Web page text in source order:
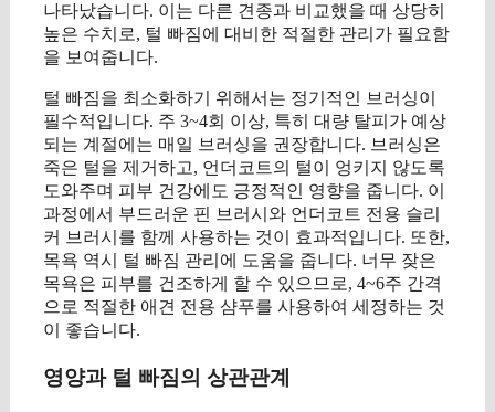
나타났습니다. 이는 다른 견종과 비교했을 때 상당히
높은 수치로, 털 빠짐에 대비한 적절한 관리가 필요함
을 보여줍니다.
털 빠짐을 최소화하기 위해서는 정기적인 브러싱이
필수적입니다. 주 3~4회 이상, 특히 대량 탈피가 예상
되는 계절에는 매일 브러싱을 권장합니다. 브러싱은
죽은 털을 제거하고, 언더코트의 털이 엉키지 않도록
도와주며 피부 건강에도 긍정적인 영향을 줍니다. 이
과정에서 부드러운 핀 브러시와 언더코트 전용 슬리
커 브러시를 함께 사용하는 것이 효과적입니다. 또한,
목욕 역시 털 빠짐 관리에 도움을 줍니다. 너무 잦은
목욕은 피부를 건조하게 할 수 있으므로, 4~6주 간격
으로 적절한 애견 전용 샴푸를 사용하여 세정하는 것
이 좋습니다.
영양과 털 빠짐의 상관관계